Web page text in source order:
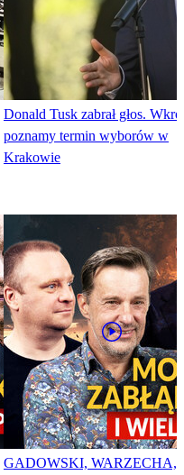
Donald Tusk zabrał głos.
poznamy termin wyborów w
Krakowie
GADOWSKI, WARZECHA,